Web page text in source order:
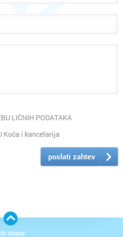
LIČNIH PODATAKA
Kuća i kancelarija
poslati zahtev
strane